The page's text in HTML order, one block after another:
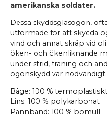
amerikanska soldater.
Dessa skyddsglasögon,
utformade för att skydda
vind och annat skräp vid
öken- och ökenliknande
under strid, träning och
ögonskydd var nödvändigt.
Båge: 100 %
Lins: 100 % polykarbonat
Pannband: 100 % bomull